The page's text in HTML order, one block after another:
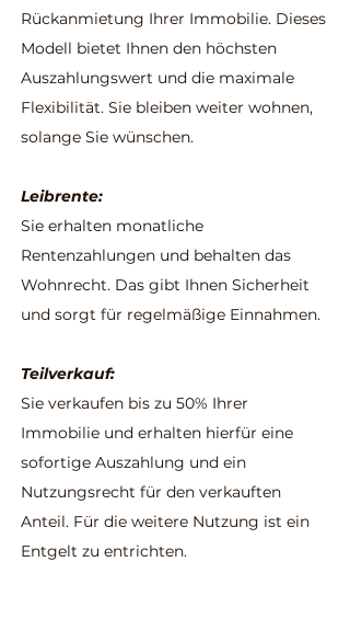
Rückanmietung Ihrer Immobilie. Dieses
Modell bietet Ihnen den höchsten
Auszahlungswert und die maximale
Flexibilität. Sie bleiben weiter wohnen,
solange Sie wünschen.
Leibrente:
Sie erhalten monatliche
Rentenzahlungen und behalten das
Wohnrecht. Das gibt Ihnen Sicherheit
und sorgt für regelmäßige Einnahmen.
Teilverkauf:
Sie verkaufen bis zu 50% Ihrer
Immobilie und erhalten hierfür eine
sofortige Auszahlung und ein
Nutzungsrecht für den verkauften
Anteil. Für die weitere Nutzung ist ein
Entgelt zu entrichten.